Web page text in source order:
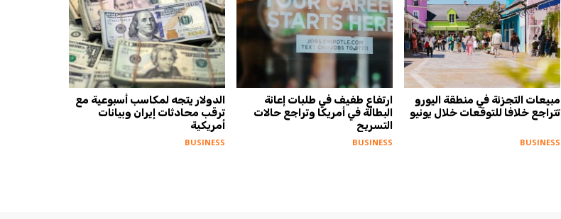
الدولار يتجه لمكاسب أسبوعية مع
ترقب محادثات إيران وبيانات
أمريكية
BUSINESS
ارتفاع طفيف في طلبات إعانة
البطالة في أمريكا وتراجع حالات
التسريح
BUSINESS
مبيعات التجزئة في منطقة اليورو
تتراجع خلافا للتوقعات خلال يونيو
BUSINESS